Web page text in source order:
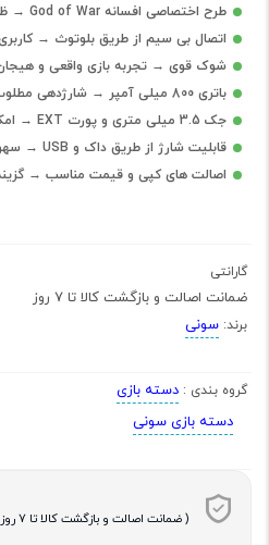
طرح اختصاصی افسانه God of War → ظاهری خاص و جذاب برای طرفداران
اتصال بی سیم از طریق بلوتوث →
شوک قوی → تجربه بازی واقعی و هیجان
باتری 800 میلی آمپر → شارژدهی مطلوب برای ساعت ها بازی
جک 3.5 میلی متری و پورت EXT → امکانات جانبی کامل
قابلیت شارژ از طریق داک و USB → سهولت در شارژدهی
اصالت های کپی و قیمت مناسب →
گارانتی
ضمانت اصالت و بازگشت کالا تا 7 روز
برند: سونی
گروه بندی : دسته بازی
دسته بازی سونی
( ضمانت اصالت و بازگشت کالا تا 7 روز )